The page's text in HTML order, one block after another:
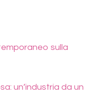
sulla
un’industria da un